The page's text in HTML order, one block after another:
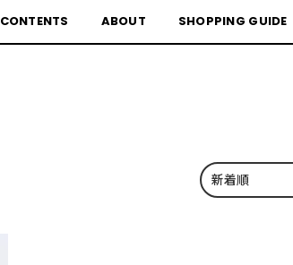
CONTENTS ABOUT SHOPPING GUIDE